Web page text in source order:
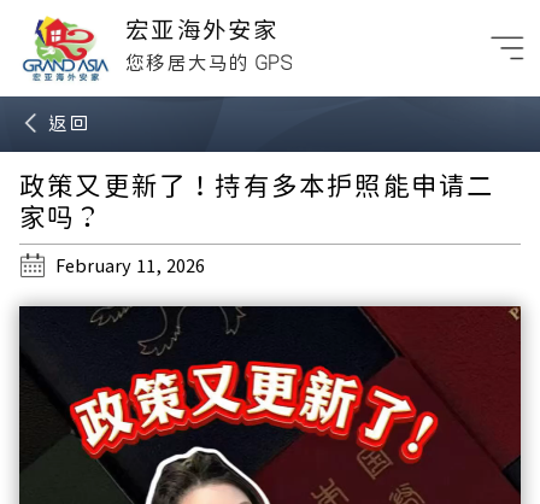
宏亚海外安家
您移居大马的 GPS
返回
政策又更新了！持有多本护照能申请二
家吗？
February 11, 2026